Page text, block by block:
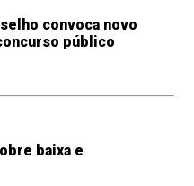
convoca novo
público
baixa e